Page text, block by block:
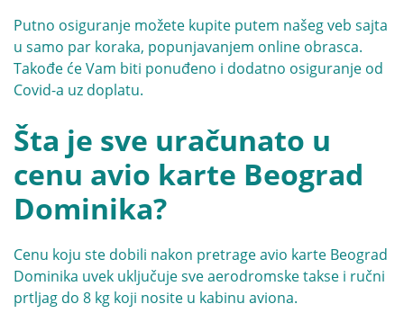
Putno osiguranje možete kupite putem našeg veb sajta
u samo par koraka, popunjavanjem online obrasca.
Takođe će Vam biti ponuđeno i dodatno osiguranje od
Covid-a uz doplatu.
Šta je sve uračunato u
cenu avio karte Beograd
Dominika?
Cenu koju ste dobili nakon pretrage avio karte Beograd
Dominika uvek uključuje sve aerodromske takse i ručni
prtljag do 8 kg koji nosite u kabinu aviona.